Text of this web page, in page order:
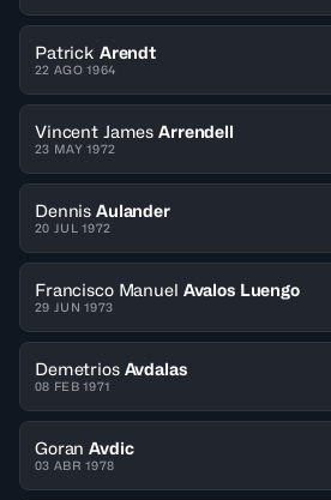
Patrick Arendt
22 AGO 1964
Vincent James Arrendell
23 MAY 1972
Dennis Aulander
20 JUL 1972
Francisco Manuel Avalos Luengo
29 JUN 1973
Demetrios Avdalas
08 FEB 1971
Goran Avdic
03 ABR 1978